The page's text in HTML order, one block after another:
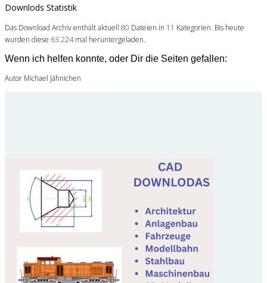
Downlods Statistik
Das Download Archiv enthält aktuell 80 Dateien in 11 Kategorien. Bis heute
wurden diese 63.224mal heruntergeladen.
Wenn ich helfen konnte, oder Dir die Seiten gefallen:
Autor Michael Jähnichen